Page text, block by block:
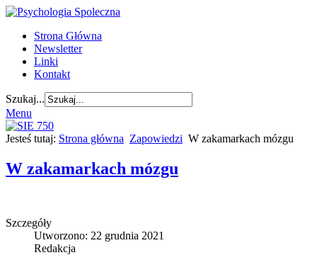
Strona Główna
Newsletter
Linki
Kontakt
Szukaj...
Menu
Jesteś tutaj: Strona główna Zapowiedzi W zakamarkach mózgu
W zakamarkach mózgu
Szczegóły
Utworzono: 22 grudnia 2021
Redakcja